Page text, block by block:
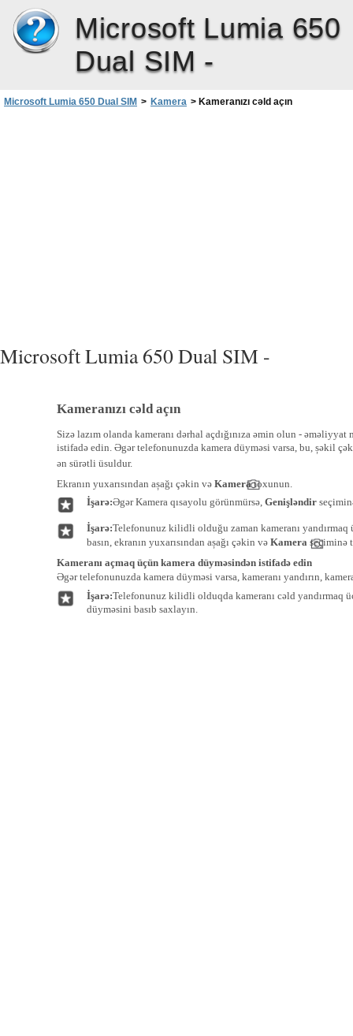
Microsoft Lumia 650
Dual SIM -
Microsoft Lumia 650 Dual SIM > Kamera > Kameranızı cəld açın
Microsoft Lumia 650 Dual SIM -
Kameranızı cəld açın
Sizə lazım olanda kameranı dərhal açdığınıza əmin olun - əməliyyat
istifadə edin. Əgər telefonunuzda kamera düyməsi varsa, bu, șəkil
ən sürətli üsuldur.
Ekranın yuxarısından așağı çəkin və Kameratoxunun.
İşarə:Əgər Kamera qısayolu görünmürsə, Genişləndir
İşarə:Telefonunuz kilidli olduğu zaman kameranı yandırmaq
basın, ekranın yuxarısından așağı çəkin və Kamera seçiminə
Kameranı açmaq üçün kamera düyməsindən istifadə edin
Əgər telefonunuzda kamera düyməsi varsa, kameranı yandırın,
İşarə:Telefonunuz kilidli olduqda kameranı cəld yandırmaq
düyməsini basıb saxlayın.